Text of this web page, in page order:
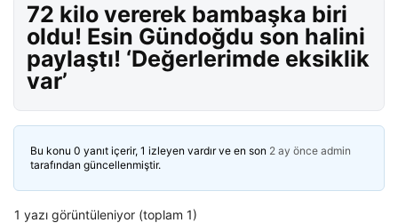
72 kilo vererek bambaşka biri
oldu! Esin Gündoğdu son halini
paylaştı! ‘Değerlerimde eksiklik
var’
Bu konu 0 yanıt içerir, 1 izleyen vardır ve en son 2 ay önce admin
tarafından güncellenmiştir.
1 yazı görüntüleniyor (toplam 1)